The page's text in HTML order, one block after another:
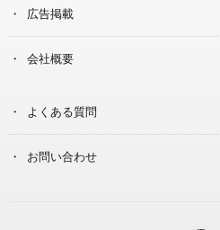
広告掲載
会社概要
よくある質問
お問い合わせ